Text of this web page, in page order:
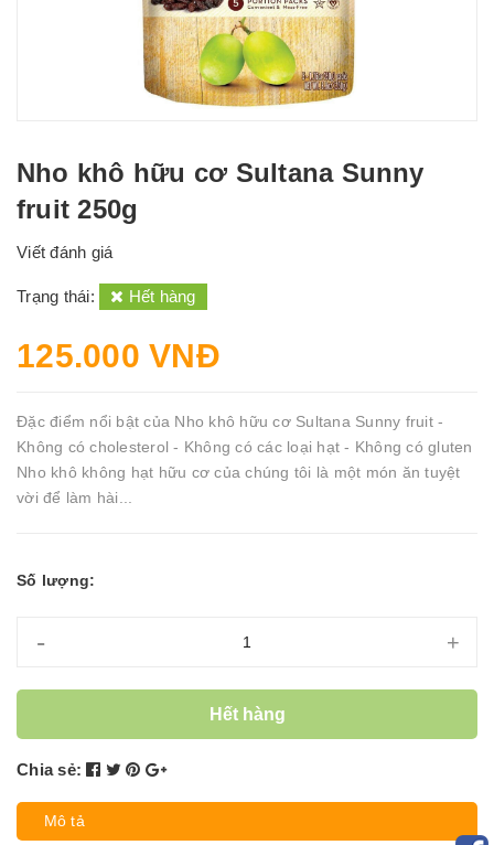
Nho khô hữu cơ Sultana Sunny
fruit 250g
Viết đánh giá
Trạng thái: Hết hàng
125.000 VNĐ
Đặc điểm nổi bật của Nho khô hữu cơ Sultana Sunny fruit -
Không có cholesterol - Không có các loại hạt - Không có gluten
Nho khô không hạt hữu cơ của chúng tôi là một món ăn tuyệt
vời để làm hài...
Số lượng:
- +
Hết hàng
Chia sẻ:
Mô tả